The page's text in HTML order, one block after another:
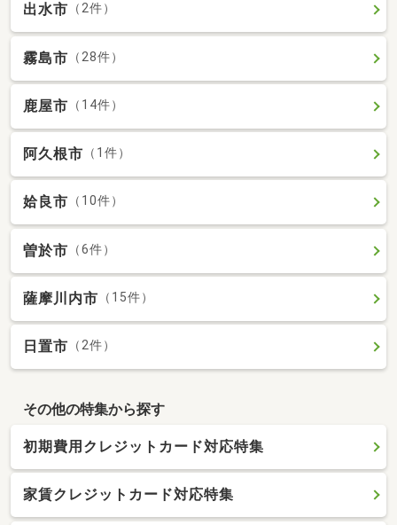
出水市 （2件）
霧島市 （28件）
鹿屋市 （14件）
阿久根市 （1件）
姶良市 （10件）
曽於市 （6件）
薩摩川内市 （15件）
日置市 （2件）
その他の特集から探す
初期費用クレジットカード対応特集
家賃クレジットカード対応特集